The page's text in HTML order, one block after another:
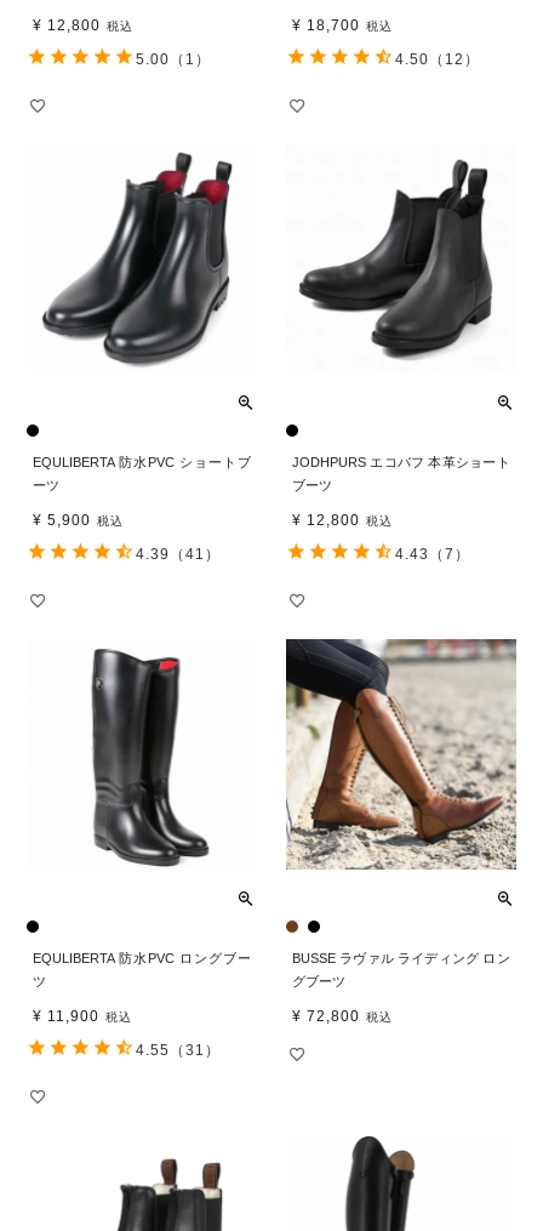
¥ 12,800 税込
5.00 （1）
¥ 18,700 税込
4.50 （12）
EQULIBERTA 防水PVC ショートブ
ーツ
¥ 5,900 税込
4.39 （41）
JODHPURS エコバフ 本革ショート
ブーツ
¥ 12,800 税込
4.43 （7）
EQULIBERTA 防水PVC ロングブー
ツ
¥ 11,900 税込
4.55 （31）
BUSSE ラヴァル ライディング ロン
グブーツ
¥ 72,800 税込